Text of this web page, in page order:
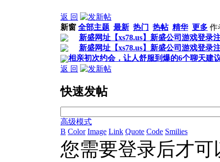
返 回
新窗 全部主题 最新 热门 热帖 精华 更多 作
新盛网址【xs78.us】新盛公司游戏登录
新盛网址【xs78.us】新盛公司游戏登录
相亲初次约会，让人舒服到爆的6个聊天建
返 回
快速发帖
高级模式
B Color Image Link Quote Code Smilies
您需要登录后才